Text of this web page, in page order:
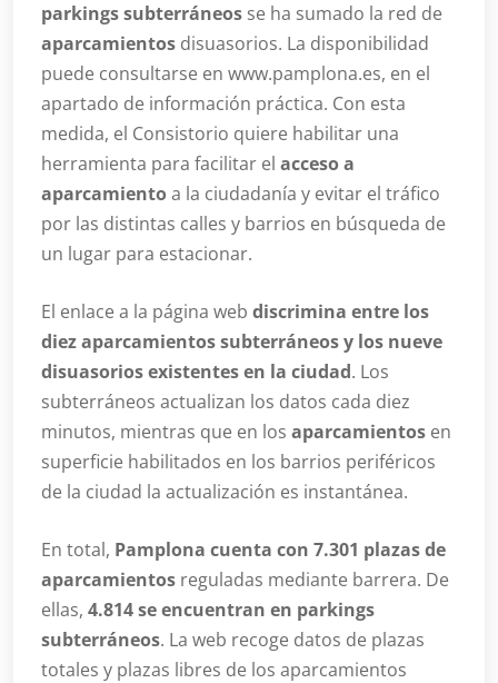
parkings subterráneos se ha sumado la red de
aparcamientos disuasorios. La disponibilidad
puede consultarse en www.pamplona.es, en el
apartado de información práctica. Con esta
medida, el Consistorio quiere habilitar una
herramienta para facilitar el acceso a
aparcamientoa la ciudadanía y evitar el tráfico
por las distintas calles y barrios en búsqueda de
un lugar para estacionar.
El enlace a la página web discrimina entre los
diez aparcamientos subterráneos y los nueve
disuasorios existentes en la ciudad. Los
subterráneos actualizan los datos cada diez
minutos, mientras que en los aparcamientos en
superficie habilitados en los barrios periféricos
de la ciudad la actualización es instantánea.
En total, Pamplona cuenta con 7.301 plazas de
aparcamientos reguladas mediante barrera. De
ellas, 4.814 se encuentran en parkings
subterráneos. La web recoge datos de plazas
totales y plazas libres de los aparcamientos